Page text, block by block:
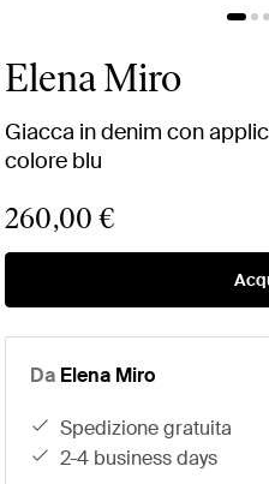
Elena Miro
Giacca in denim con
colore blu
260,00 €
Da Elena Miro
spedizione gratuita
2-4 business days